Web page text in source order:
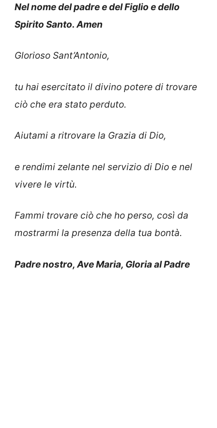
Nel nome del padre e del Figlio e dello
Spirito Santo. Amen
Glorioso Sant’Antonio,
tu hai esercitato il divino potere di trovare
ciò che era stato perduto.
Aiutami a ritrovare la Grazia di Dio,
e rendimi zelante nel servizio di Dio e nel
vivere le virtù.
Fammi trovare ciò che ho perso, così da
mostrarmi la presenza della tua bontà.
Padre nostro, Ave Maria, Gloria al Padre